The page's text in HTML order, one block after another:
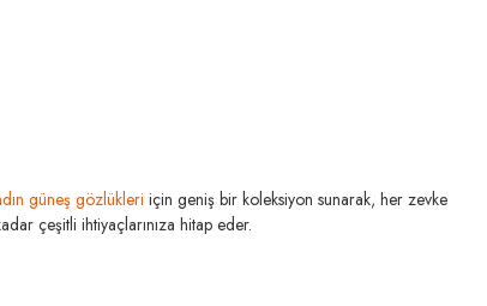
güneş gözlükleri için geniş bir koleksiyon sunarak, her zevke
çeşitli ihtiyaçlarınıza hitap eder.